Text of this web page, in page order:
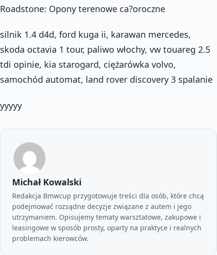
Roadstone: Opony terenowe ca?oroczne
silnik 1.4 d4d, ford kuga ii, karawan mercedes,
skoda octavia 1 tour, paliwo włochy, vw touareg 2.5
tdi opinie, kia starogard, ciężarówka volvo,
samochód automat, land rover discovery 3 spalanie
yyyyy
Michał Kowalski
Redakcja Bmwcup przygotowuje treści dla osób, które chcą
podejmować rozsądne decyzje związane z autem i jego
utrzymaniem. Opisujemy tematy warsztatowe, zakupowe i
leasingowe w sposób prosty, oparty na praktyce i realnych
problemach kierowców.